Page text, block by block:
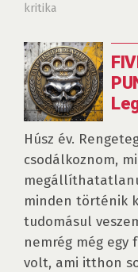
kritika
Húsz év.
csodálkoznom,
minden történik
tudomásul
nemrég még egy
volt, ami itthon